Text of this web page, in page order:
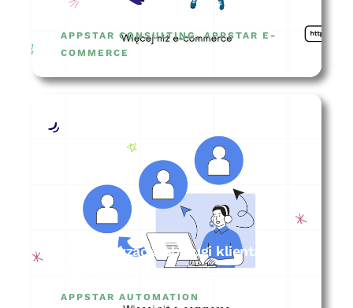
sprawdzić
APPSTAR CONSULTING,APPSTAR E-
COMMERCE
Automatyzacja obsługi klienta –
jakie narzędzia wybrać?
APPSTAR AUTOMATION